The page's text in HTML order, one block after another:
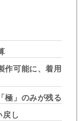
作可能に、着用
極」のみが残る
し